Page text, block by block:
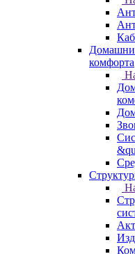
комфорта